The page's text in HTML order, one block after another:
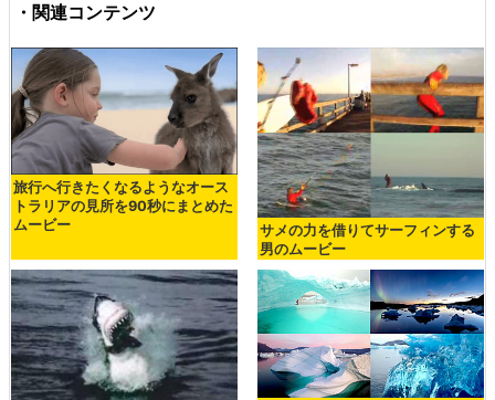
・関連コンテンツ
旅行へ行きたくなるようなオース
トラリアの見所を90秒にまとめた
ムービー
サメの力を借りてサーフィンする
男のムービー